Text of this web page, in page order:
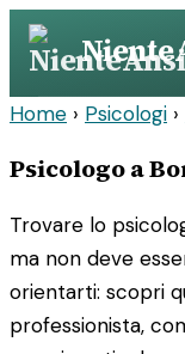
Vai
contenuto
Home › Psicologi ›
Psicologo a
Trovare lo
ma non deve
orientarti: scopri
professionista,